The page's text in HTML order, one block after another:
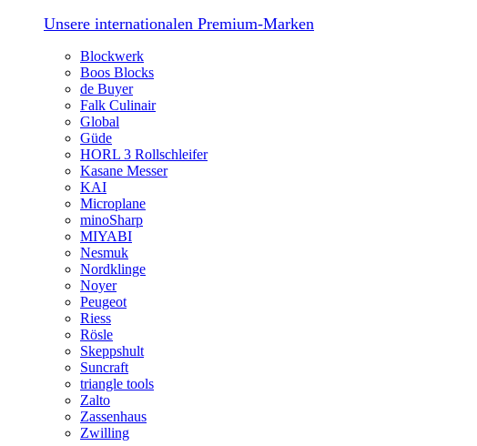
Unsere internationalen Premium-Marken
Blockwerk
Boos Blocks
de Buyer
Falk Culinair
Global
Güde
HORL 3 Rollschleifer
Kasane Messer
KAI
Microplane
minoSharp
MIYABI
Nesmuk
Nordklinge
Noyer
Peugeot
Riess
Rösle
Skeppshult
Suncraft
triangle tools
Zalto
Zassenhaus
Zwilling